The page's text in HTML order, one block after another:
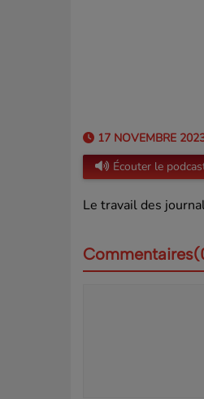
17 NOVEMBRE
Écouter le
Le travail des